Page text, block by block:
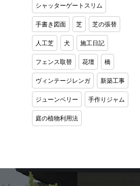
シャッターゲートスリム
手書き図面 芝 芝の張替
人工芝 犬 施工日記
フェンス取替 花壇 橋
ヴィンテージレンガ 新築工事
ジューンベリー 手作りジャム
庭の植物利用法